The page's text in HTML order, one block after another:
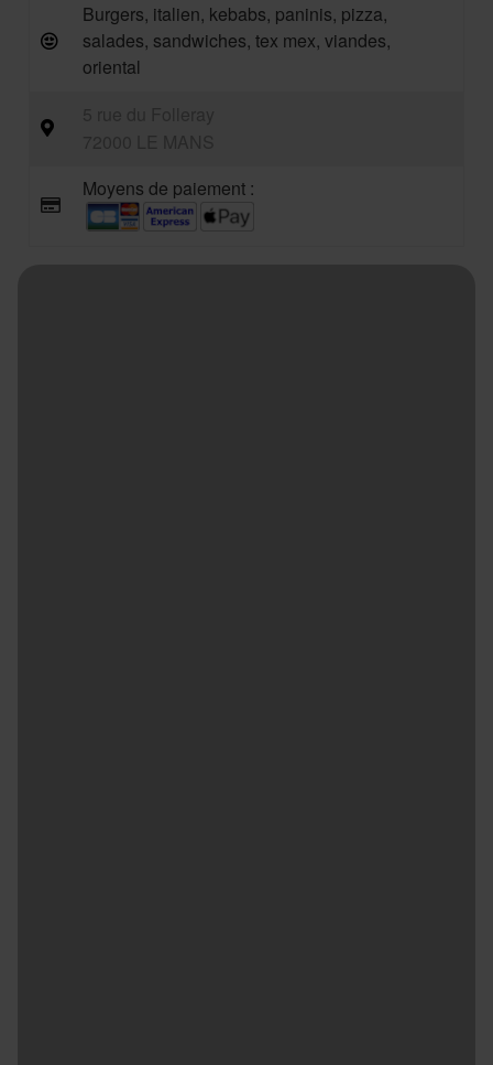
Burgers, italien, kebabs, paninis, pizza,
salades, sandwiches, tex mex, viandes,
oriental
Moyens de paiement :